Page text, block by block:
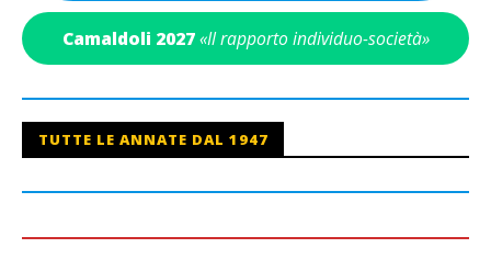
Camaldoli 2027 «Il rapporto individuo-società»
TUTTE LE ANNATE DAL 1947